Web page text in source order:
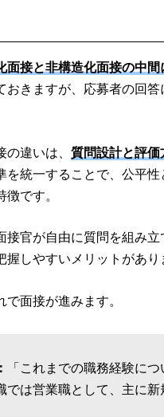
面接と非構造化面接の中
おきますが、応募者の回
違いは、 質問設計と評価
を統一することで、公平
です。
接官が自由に質問を組み
しやすいメリットがあり
面接が進みます。
「これまでの職務経験に
では営業職として、主に